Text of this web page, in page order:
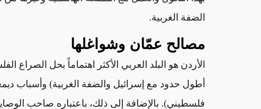
الضفة الغربية.
مصالح عمّان وشواغلها
الأردن هو البلد العربي الأكثر اهتماماً بحل الصراع
أطول حدود مع إسرائيل والضفة الغربية) وأسباب
فلسطيني). بالإضافة إلى ذلك، باعتباره صاحب